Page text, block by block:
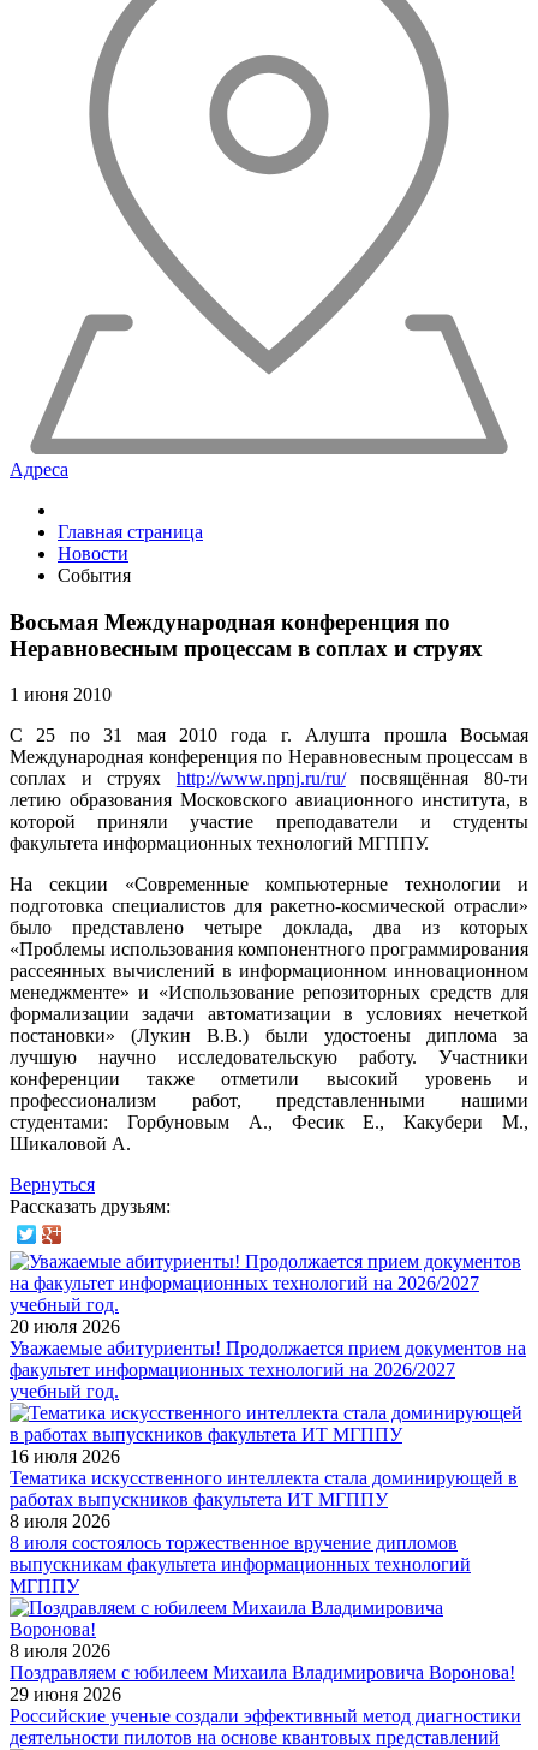
Адреса
Главная страница
Новости
События
Восьмая Международная конференция по
Неравновесным процессам в соплах и струях
1 июня 2010
С 25 по 31 мая 2010 года г. Алушта прошла Восьмая
Международная конференция по Неравновесным процессам в
соплах и струях http://www.npnj.ru/ru/посвящённая 80-ти
летию образования Московского авиационного института, в
которой приняли участие преподаватели и студенты
факультета информационных технологий МГППУ.
На секции «Современные компьютерные технологии и
подготовка специалистов для ракетно-космической отрасли»
было представлено четыре доклада, два из которых
«Проблемы использования компонентного программирования
рассеянных вычислений в информационном инновационном
менеджменте» и «Использование репозиторных средств для
формализации задачи автоматизации в условиях нечеткой
постановки» (Лукин В.В.) были удостоены диплома за
лучшую научно исследовательскую работу. Участники
конференции также отметили высокий уровень и
профессионализм работ, представленными нашими
студентами: Горбуновым А., Фесик Е., Какубери М.,
Шикаловой А.
Вернуться
Рассказать друзьям:
20 июля 2026
Уважаемые абитуриенты! Продолжается прием документов на
факультет информационных технологий на 2026/2027
учебный год.
16 июля 2026
Тематика искусственного интеллекта стала доминирующей в
работах выпускников факультета ИТ МГППУ
8 июля 2026
8 июля состоялось торжественное вручение дипломов
выпускникам факультета информационных технологий
МГППУ
8 июля 2026
Поздравляем с юбилеем Михаила Владимировича Воронова!
29 июня 2026
Российские ученые создали эффективный метод диагностики
деятельности пилотов на основе квантовых представлений